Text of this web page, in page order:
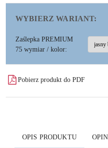
WYBIERZ WARIANT:
Zaślepka PREMIUM
75 wymiar / kolor:
Pobierz produkt do PDF
OPIS PRODUKTU